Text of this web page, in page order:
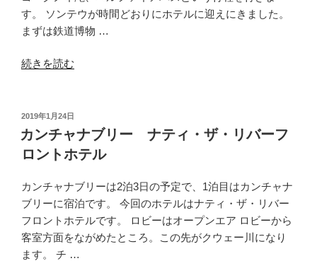
ク
ラ
ト
ー
ト”
の
す。 ソンテウが時間どおりにホテルに迎えにきました。
まずは鉄道博物 …
“カ
ャ
ナ
ブ
ー
近
郊
1
日
続きを読む
投
稿
日:
2019年1月24日
カンチャナブリー ナティ・ザ・リバーフ
ロントホテル
カンチャナブリーは2泊3日の予定で、1泊目はカンチャナ
ブリーに宿泊です。 今回のホテルはナティ・ザ・リバー
フロントホテルです。 ロビーはオープンエア ロビーから
客室方面をながめたところ。この先がクウェー川になり
ます。 チ …